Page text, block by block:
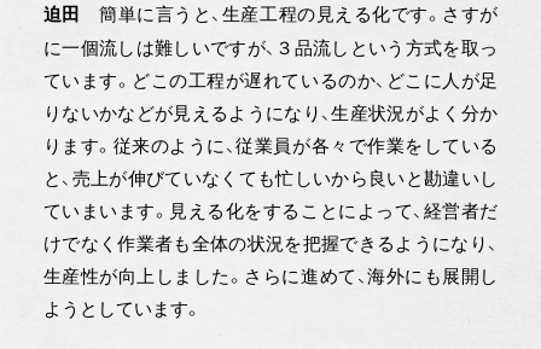
迫田
簡単に言うと、生産工程の見える化です。さすが
に一個流しは難しいですが、３品流しという方式を取っ
ています。どこの工程が遅れているのか、どこに人が足
りないかなどが見えるようになり、生産状況がよく分か
ります。従来のように、従業員が各々で作業をしている
と、売上が伸びていなくても忙しいから良いと勘違いし
ていまいます。見える化をすることによって、経営者だ
けでなく作業者も全体の状況を把握できるようになり、
生産性が向上しました。さらに進めて、海外にも展開し
ようとしています。